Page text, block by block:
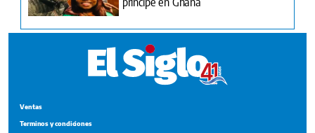
Ventas
Terminos y condiciones